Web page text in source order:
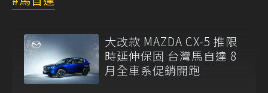
大改款 MAZDA CX-5 推限
時延伸保固 台灣馬自達 8
月全車系促銷開跑